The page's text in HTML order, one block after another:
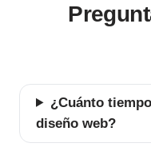
¿Cuánto
diseño web?